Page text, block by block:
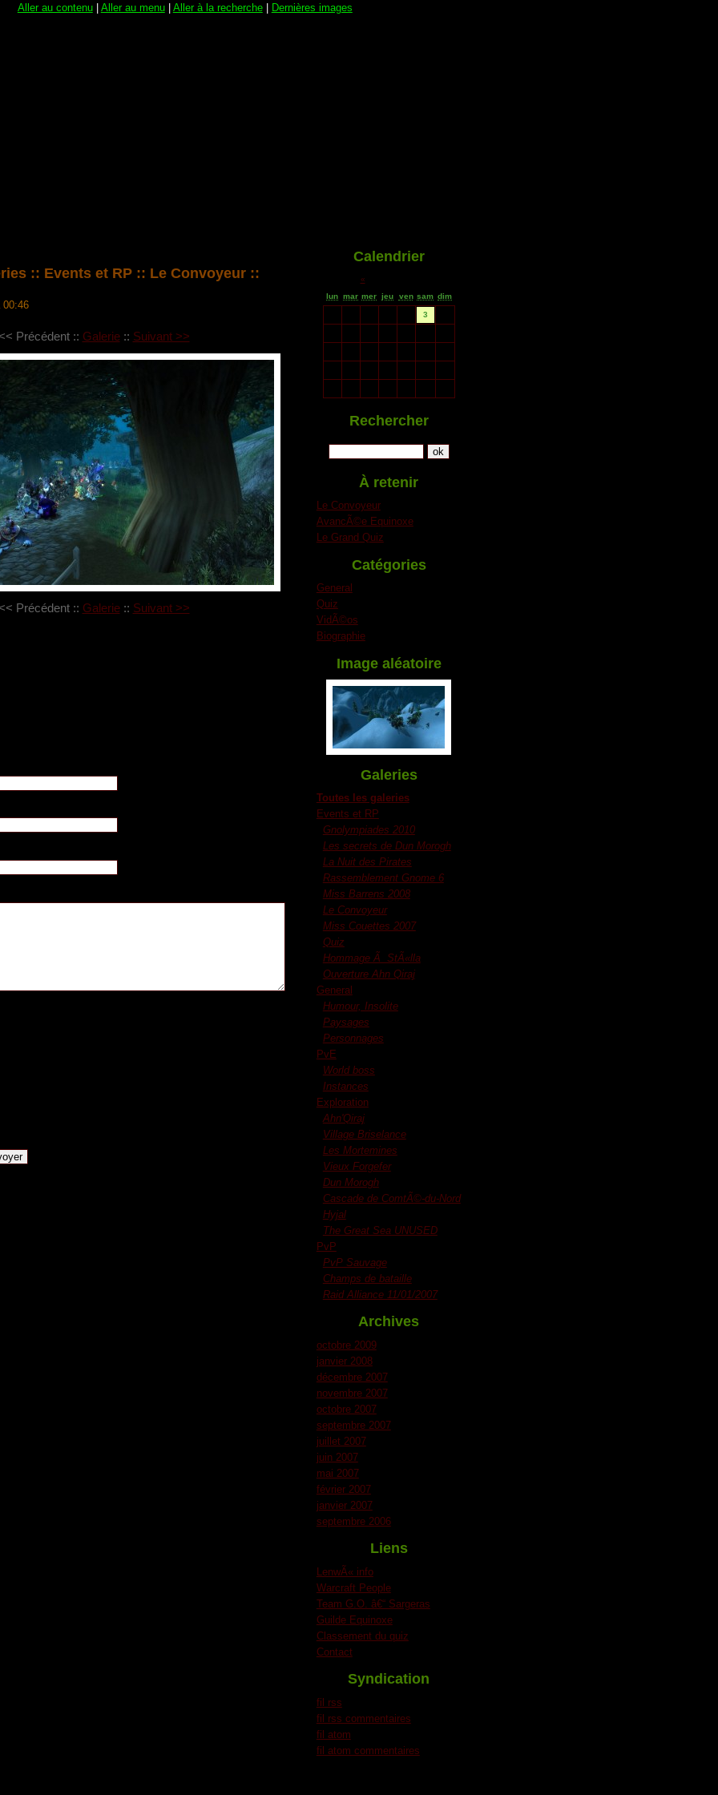
Aller au contenu| Aller au menu| Aller à la recherche| Dernières images
:: Events et RP :: Le Convoyeur ::
00:46
Précédent :: Galerie :: Suivant >>
Précédent :: Galerie :: Suivant >>
Calendrier
«
lun mar mer jeu ven sam dim
3
Rechercher
À retenir
Le Convoyeur
AvancÃ©e Equinoxe
Le Grand Quiz
Catégories
General
Quiz
VidÃ©os
Biographie
Image aléatoire
Galeries
Toutes les galeries
Events et RP
Gnolympiades 2010
Les secrets de Dun Morogh
La Nuit des Pirates
Rassemblement Gnome 6
Miss Barrens 2008
Le Convoyeur
Miss Couettes 2007
Quiz
Hommage Ã StÃ«lla
Ouverture Ahn Qiraj
General
Humour, Insolite
Paysages
Personnages
PvE
World boss
Instances
Exploration
Ahn'Qiraj
Village Briselance
Les Mortemines
Vieux Forgefer
Dun Morogh
Cascade de ComtÃ©-du-Nord
Hyjal
The Great Sea UNUSED
PvP
PvP Sauvage
Champs de bataille
Raid Alliance 11/01/2007
Archives
octobre 2009
janvier 2008
décembre 2007
novembre 2007
octobre 2007
septembre 2007
juillet 2007
juin 2007
mai 2007
février 2007
janvier 2007
septembre 2006
Liens
LenwÃ« info
Warcraft People
Team G.O. â€“ Sargeras
Guilde Equinoxe
Classement du quiz
Contact
Syndication
fil rss
fil rss commentaires
fil atom
fil atom commentaires